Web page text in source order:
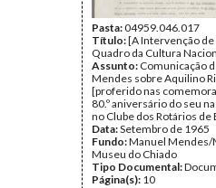
Pasta:04959.046.017
Título:[A Intervenção
Quadro da Cultura
Assunto: Comunicação
Mendes sobre Aquilino
[proferido nas
80.º aniversário do seu
no Clube dos Rotários de
Data:Setembro de 1965
Fundo:Manuel Mendes/
Museu do Chiado
Tipo Documental:
Página(s): 10